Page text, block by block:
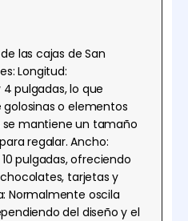
las cajas de San
Longitud:
pulgadas, lo que
o elementos
mantiene un tamaño
regalar. Ancho:
pulgadas, ofreciendo
tarjetas y
Normalmente oscila
del diseño y el